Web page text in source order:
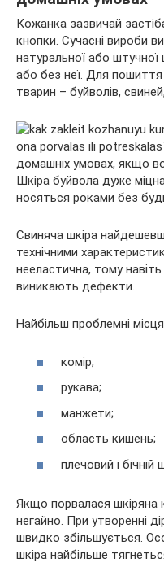
Кожанка зазвичай
кнопки. Сучасні вироби
натуральної або
або без неї. Для пошиття
тварин – буйволів,
Шкіра буйвола дуже
носяться роками без
Свиняча шкіра
технічними
нееластична, тому
виникають дефекти.
Найбільш проблемні
комір;
рукава;
манжети;
область кишень;
плечовий і бічній
Якщо порвалася шкіряна
негайно. При утворенні
швидко збільшується.
шкіра найбільше